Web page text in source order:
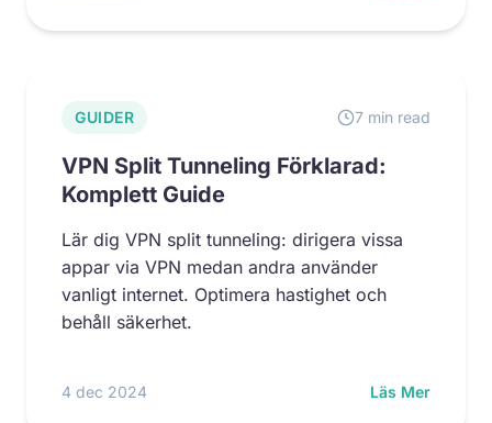
GUIDER 7 min read
VPN Split Tunneling Förklarad:
Komplett Guide
Lär dig VPN split tunneling: dirigera vissa
appar via VPN medan andra använder
vanligt internet. Optimera hastighet och
behåll säkerhet.
4 dec 2024 Läs Mer